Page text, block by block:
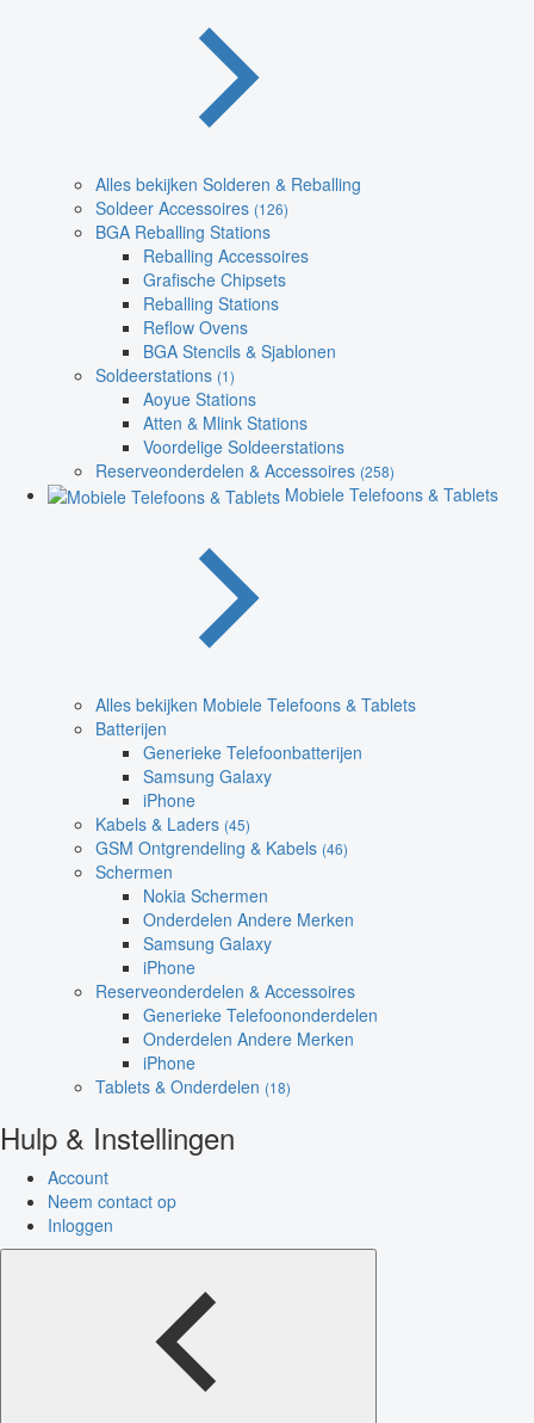
Alles bekijken Solderen & Reballing
Soldeer Accessoires (126)
BGA Reballing Stations
Reballing Accessoires
Grafische Chipsets
Reballing Stations
Reflow Ovens
BGA Stencils & Sjablonen
Soldeerstations (1)
Aoyue Stations
Atten & Mlink Stations
Voordelige Soldeerstations
Reserveonderdelen & Accessoires (258)
Mobiele Telefoons & Tablets
Alles bekijken Mobiele Telefoons & Tablets
Batterijen
Generieke Telefoonbatterijen
Samsung Galaxy
iPhone
Kabels & Laders (45)
GSM Ontgrendeling & Kabels (46)
Schermen
Nokia Schermen
Onderdelen Andere Merken
Samsung Galaxy
iPhone
Reserveonderdelen & Accessoires
Generieke Telefoononderdelen
Onderdelen Andere Merken
iPhone
Tablets & Onderdelen (18)
Hulp & Instellingen
Account
Neem contact op
Inloggen